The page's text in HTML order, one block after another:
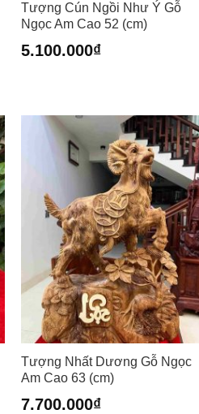
Tượng Cún Ngồi Như Ý Gỗ
Ngọc Am Cao 52 (cm)
5.100.000₫
Tượng Nhất Dương Gỗ Ngọc
Am Cao 63 (cm)
7.700.000₫